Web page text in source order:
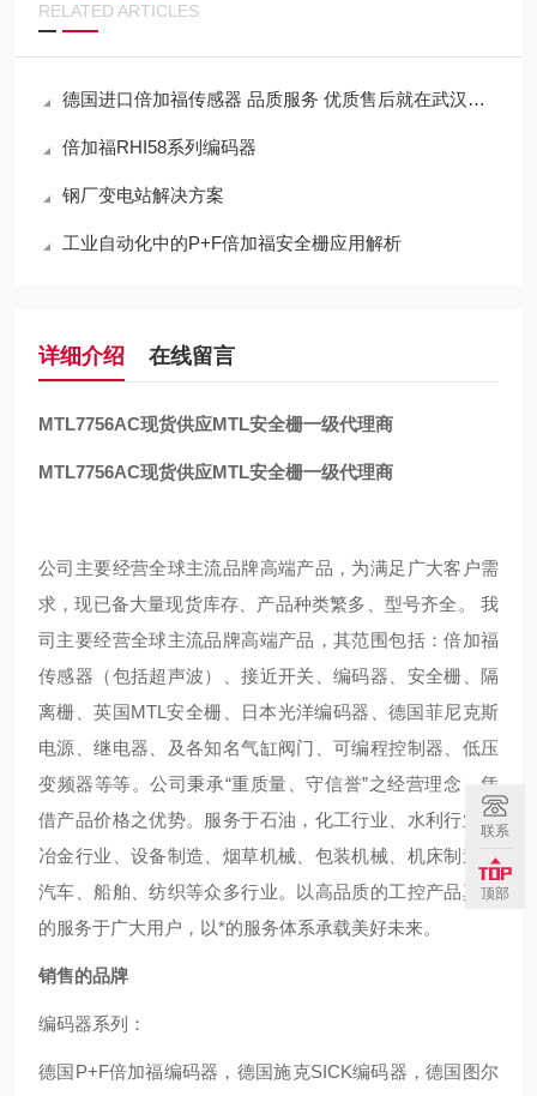
RELATED ARTICLES
德国进口倍加福传感器 品质服务 优质售后就在武汉西尔福
倍加福RHI58系列编码器
钢厂变电站解决方案
工业自动化中的P+F倍加福安全栅应用解析
详细介绍 在线留言
MTL7756AC现货供应MTL安全栅一级代理商
MTL7756AC现货供应MTL安全栅一级代理商
公司主要经营全球主流品牌高端产品，为满足广大客户需
求，现已备大量现货库存、产品种类繁多、型号齐全。 我
司主要经营全球主流品牌高端产品，其范围包括：倍加福
传感器（包括超声波）、接近开关、编码器、安全栅、隔
离栅、英国MTL安全栅、日本光洋编码器、德国菲尼克斯
电源、继电器、及各知名气缸阀门、可编程控制器、低压
变频器等等。公司秉承“重质量、守信誉”之经营理念，凭
借产品价格之优势。服务于石油，化工行业、水利行业、
冶金行业、设备制造、烟草机械、包装机械、机床制造、
汽车、船舶、纺织等众多行业。以高品质的工控产品真诚
的服务于广大用户，以*的服务体系承载美好未来。
销售的品牌
编码器系列：
德国P+F倍加福编码器，德国施克SICK编码器，德国图尔
联系
顶部